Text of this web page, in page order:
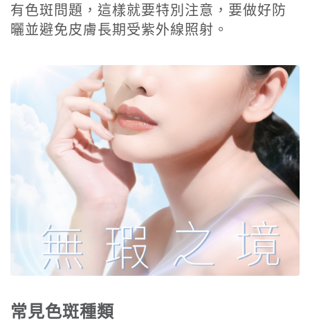
有色斑問題，這樣就要特別注意，要做好防
曬並避免皮膚長期受紫外線照射。
常見色斑種類